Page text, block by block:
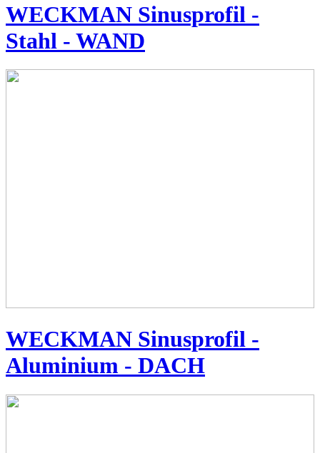
WECKMAN Sinusprofil -
Stahl - WAND
WECKMAN Sinusprofil -
Aluminium - DACH